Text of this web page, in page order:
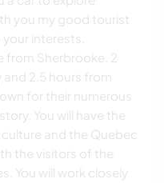
you my good tourist
interests.
from Sherbrooke, 2
2.5 hours from
for their numerous
You will have the
and the Quebec
the visitors of the
You will work closely